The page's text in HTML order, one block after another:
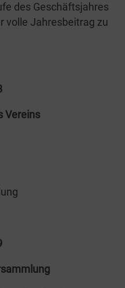
des Geschäfts­jah­res
vol­le Jah­res­bei­trag zu
Vereins